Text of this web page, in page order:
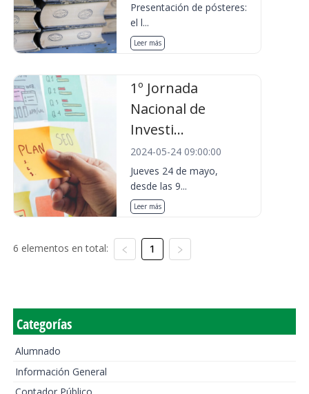
Presentación de pósteres:
el l...
Leer más
1º Jornada
Nacional de
Investi...
2024-05-24 09:00:00
Jueves 24 de mayo,
desde las 9...
Leer más
6 elementos en total: 1
Categorías
Alumnado
Información General